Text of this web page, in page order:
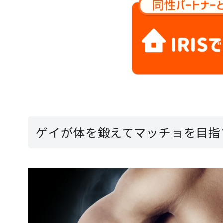
ゲイが体を鍛えてマッチョを目